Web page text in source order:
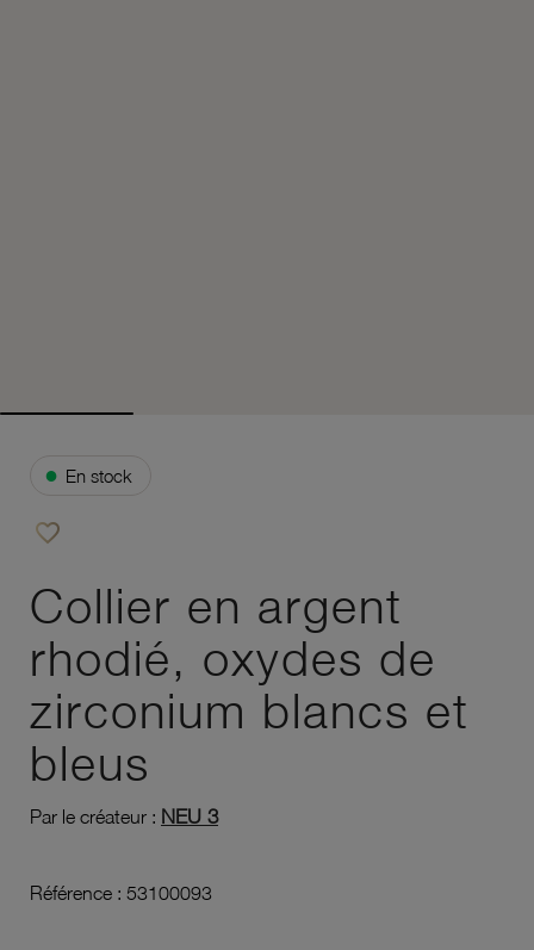
● En stock
favorite_border
Collier en argent
rhodié, oxydes de
zirconium blancs et
bleus
Par le créateur : NEU 3
Référence : 53100093